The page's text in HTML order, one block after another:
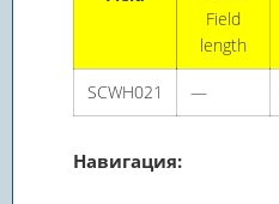
Field
length
SCWH021 —
Навигация: